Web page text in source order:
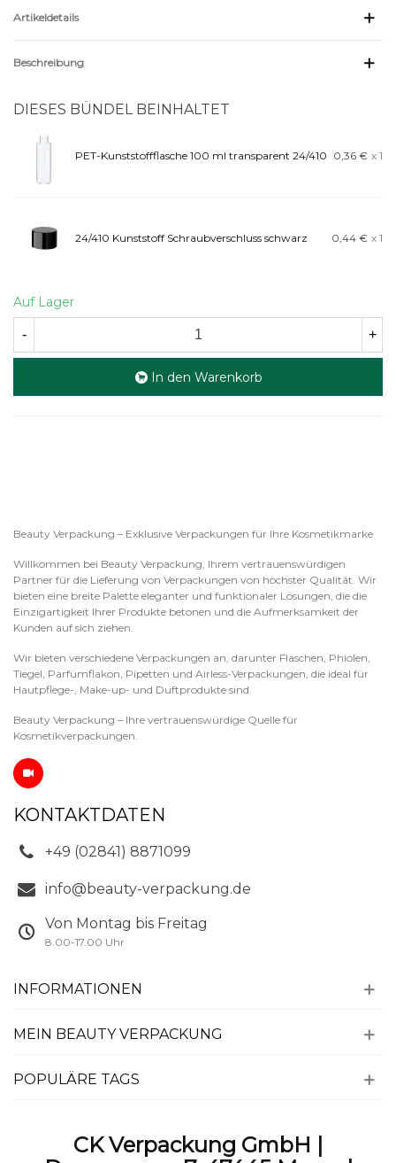
Artikeldetails
Beschreibung
DIESES BÜNDEL BEINHALTET
PET-Kunststoffflasche 100 ml transparent 24/410 0,36 € x 1
24/410 Kunststoff Schraubverschluss schwarz 0,44 € x 1
Auf Lager
- +
In den Warenkorb
Beauty Verpackung – Exklusive Verpackungen für Ihre Kosmetikmarke
Willkommen bei Beauty Verpackung, Ihrem vertrauenswürdigen
Partner für die Lieferung von Verpackungen von höchster Qualität. Wir
bieten eine breite Palette eleganter und funktionaler Lösungen, die die
Einzigartigkeit Ihrer Produkte betonen und die Aufmerksamkeit der
Kunden auf sich ziehen.
Wir bieten verschiedene Verpackungen an, darunter Flaschen, Phiolen,
Tiegel, Parfümflakon, Pipetten und Airless-Verpackungen, die ideal für
Hautpflege-, Make-up- und Duftprodukte sind.
Beauty Verpackung – Ihre vertrauenswürdige Quelle für
Kosmetikverpackungen.
KONTAKTDATEN
+49 (02841) 8871099
info@beauty-verpackung.de
Von Montag bis Freitag
8.00-17.00 Uhr
INFORMATIONEN
MEIN BEAUTY VERPACKUNG
POPULÄRE TAGS
CK Verpackung GmbH |